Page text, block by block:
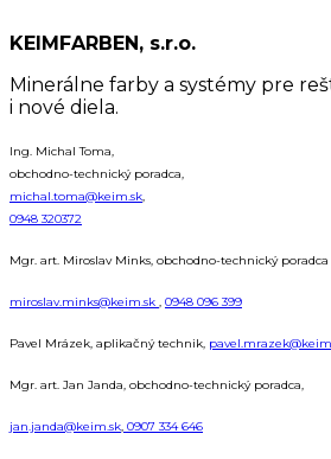
KEIMFARBEN, s.r.o.
Minerálne farby a systémy pre
i nové diela.
Ing. Michal Toma,
obchodno-technický poradca,
michal.toma@keim.sk,
0948 320372
Mgr. art. Miroslav Minks, obchodno-technický
miroslav.minks@keim.sk , 0948 096 399
Pavel Mrázek, aplikačný technik,
Mgr. art. Jan Janda, obchodno-technický poradca,
jan.janda@keim.sk, 0907 334 646